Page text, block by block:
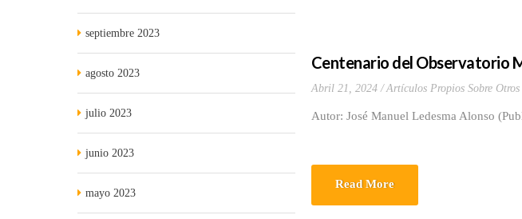
Centenario del Observatorio
Abril 21, 2024 Artículos Propios Sobre Otros
Autor: José Manuel Ledesma Alonso
Read More
septiembre 2023
agosto 2023
julio 2023
junio 2023
mayo 2023